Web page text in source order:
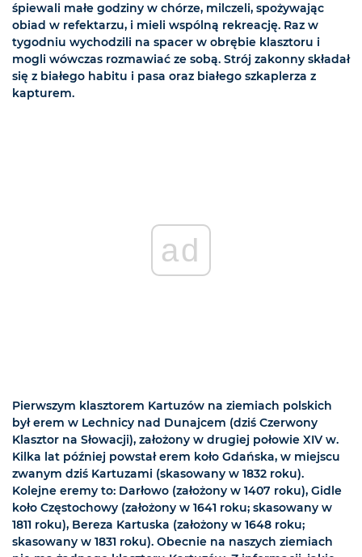
śpiewali małe godziny w chórze, milczeli, spożywając
obiad w refektarzu, i mieli wspólną rekreację. Raz w
tygodniu wychodzili na spacer w obrębie klasztoru i
mogli wówczas rozmawiać ze sobą. Strój zakonny składał
się z białego habitu i pasa oraz białego szkaplerza z
kapturem.
ad
Pierwszym klasztorem Kartuzów na ziemiach polskich
był erem w Lechnicy nad Dunajcem (dziś Czerwony
Klasztor na Słowacji), założony w drugiej połowie XIV w.
Kilka lat później powstał erem koło Gdańska, w miejscu
zwanym dziś Kartuzami (skasowany w 1832 roku).
Kolejne eremy to: Darłowo (założony w 1407 roku), Gidle
koło Częstochowy (założony w 1641 roku; skasowany w
1811 roku), Bereza Kartuska (założony w 1648 roku;
skasowany w 1831 roku). Obecnie na naszych ziemiach